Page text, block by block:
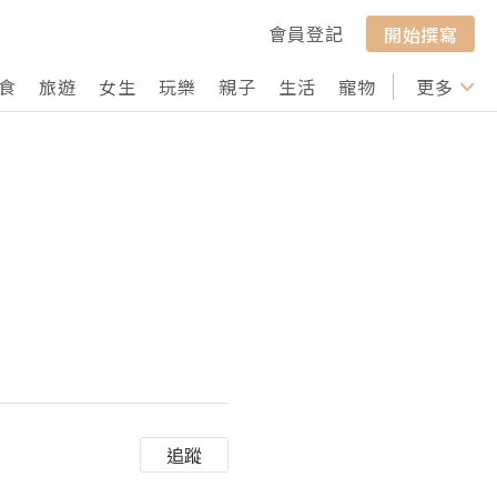
會員登記
開始撰寫
旅遊 女生 玩樂 親子 生活 寵物 行山 打卡
更多
追蹤